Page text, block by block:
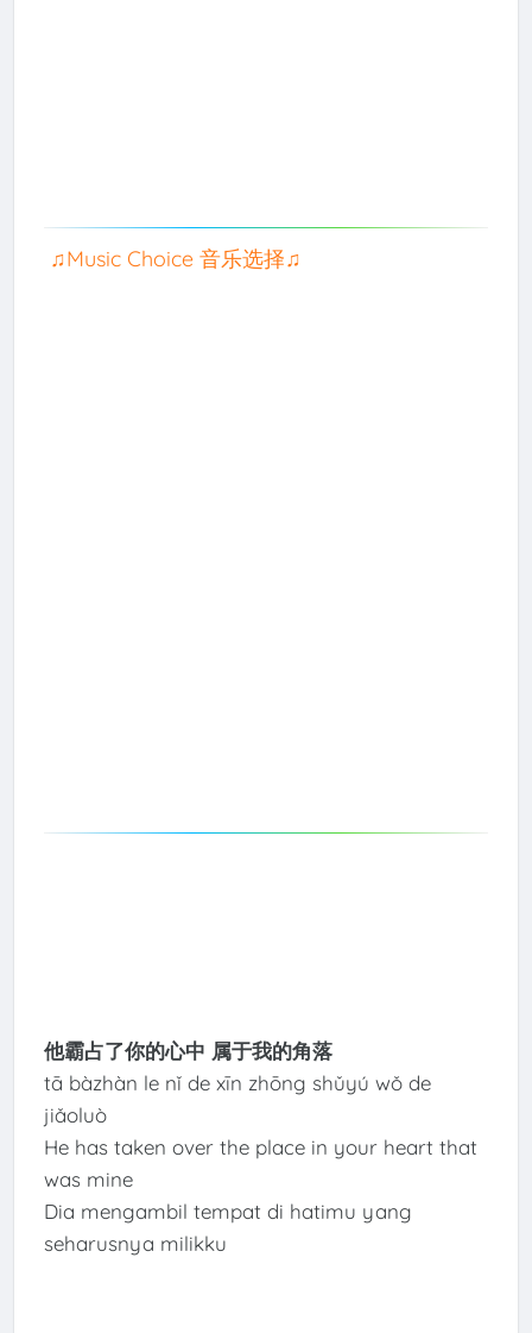
♫Music Choice 音乐选择♫
他霸占了你的心中 属于我的角落
tā bàzhàn le nǐ de xīn zhōng shǔyú wǒ de
jiǎoluò
He has taken over the place in your heart that
was mine
Dia mengambil tempat di hatimu yang
seharusnya milikku